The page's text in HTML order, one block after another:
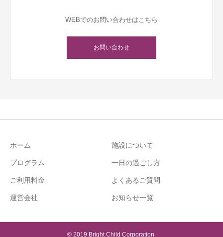
WEBでのお問い合わせはこちら
お問い合わせ
ホーム 施設について
プログラム 一日の過ごし方
ご利用料金 よくあるご質問
運営会社 お知らせ一覧
© 2019 Bright Child Corporation.